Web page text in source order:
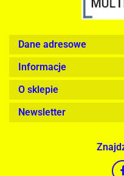
Dane adresowe
Informacje
O sklepie
Newsletter